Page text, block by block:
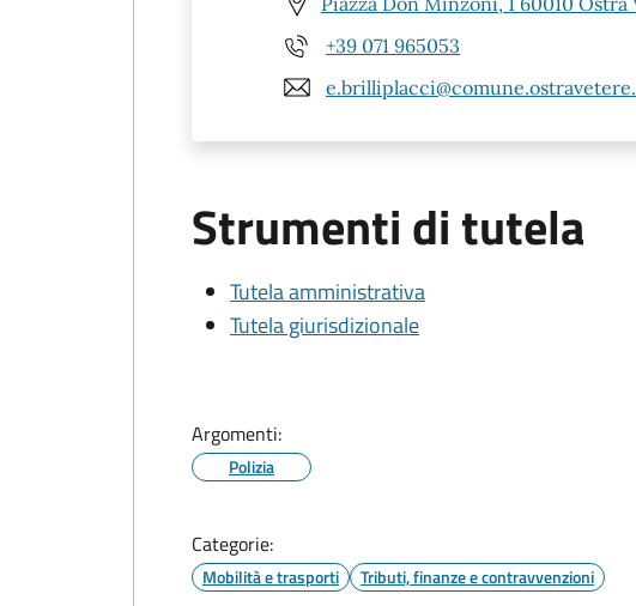
+39 071 965053
Strumenti di tutela
Tutela amministrativa
Tutela giurisdizionale
Argomenti:
Polizia
Categorie:
Mobilità e trasporti Tributi, finanze e contravvenzioni